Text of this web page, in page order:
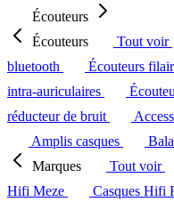
Écouteurs
Écouteurs
Tout voir
bluetooth
Écouteurs
intra-auriculaires
réducteur de bruit
Amplis casques
Marques
Tout voir
Hifi Meze
Casques Hifi